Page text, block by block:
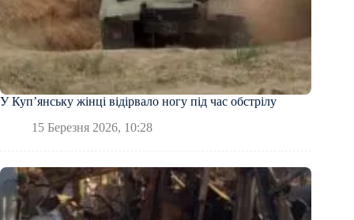
У Купʼянську жінці відірвало ногу під час обстрілу
15 Березня 2026, 10:28